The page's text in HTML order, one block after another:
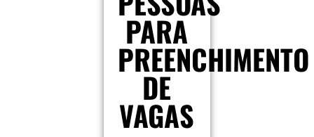
PARA
PREENCHIMENTO
DE
VAGAS